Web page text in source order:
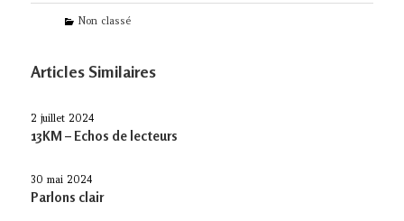
Categories
Non classé
Articles Similaires
2 juillet 2024
13KM – Echos de lecteurs
30 mai 2024
Parlons clair